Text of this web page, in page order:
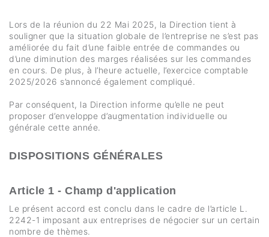
Lors de la réunion du 22 Mai 2025, la Direction tient à
souligner que la situation globale de l’entreprise ne s’est pas
améliorée du fait d’une faible entrée de commandes ou
d’une diminution des marges réalisées sur les commandes
en cours. De plus, à l’heure actuelle, l’exercice comptable
2025/2026 s’annoncé également compliqué.
Par conséquent, la Direction informe qu’elle ne peut
proposer d’enveloppe d’augmentation individuelle ou
générale cette année.
DISPOSITIONS GÉNÉRALES
Article 1 - Champ d'application
Le présent accord est conclu dans le cadre de l’article L.
2242-1 imposant aux entreprises de négocier sur un certain
nombre de thèmes.